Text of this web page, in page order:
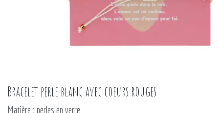
Bracelet perle blanc avec coeurs rouges
Matière : perles en verre